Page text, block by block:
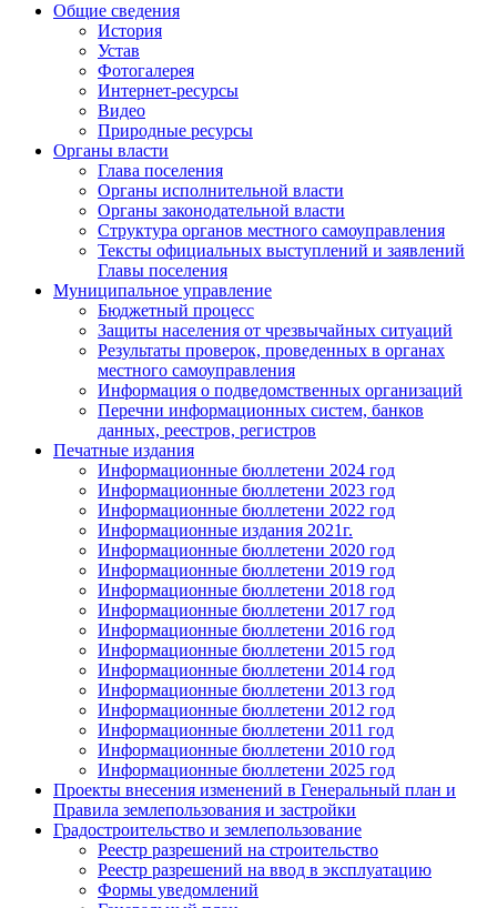
Общие сведения
История
Устав
Фотогалерея
Интернет-ресурсы
Видео
Природные ресурсы
Органы власти
Глава поселения
Органы исполнительной власти
Органы законодательной власти
Структура органов местного самоуправления
Тексты официальных выступлений и заявлений
Главы поселения
Муниципальное управление
Бюджетный процесс
Защиты населения от чрезвычайных ситуаций
Результаты проверок, проведенных в органах
местного самоуправления
Информация о подведомственных организаций
Перечни информационных систем, банков
данных, реестров, регистров
Печатные издания
Информационные бюллетени 2024 год
Информационные бюллетени 2023 год
Информационные бюллетени 2022 год
Информационные издания 2021г.
Информационные бюллетени 2020 год
Информационные бюллетени 2019 год
Информационные бюллетени 2018 год
Информационные бюллетени 2017 год
Информационные бюллетени 2016 год
Информационные бюллетени 2015 год
Информационные бюллетени 2014 год
Информационные бюллетени 2013 год
Информационные бюллетени 2012 год
Информационные бюллетени 2011 год
Информационные бюллетени 2010 год
Информационные бюллетени 2025 год
Проекты внесения изменений в Генеральный план и
Правила землепользования и застройки
Градостроительство и землепользование
Реестр разрешений на строительство
Реестр разрешений на ввод в эксплуатацию
Формы уведомлений